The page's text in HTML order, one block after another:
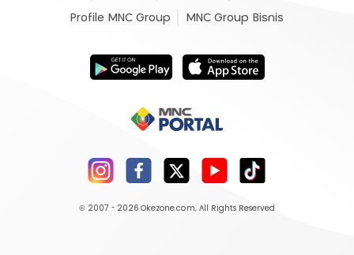
Profile MNC Group MNC Group Bisnis
© 2007 - 2026 Okezone.com, All Rights Reserved